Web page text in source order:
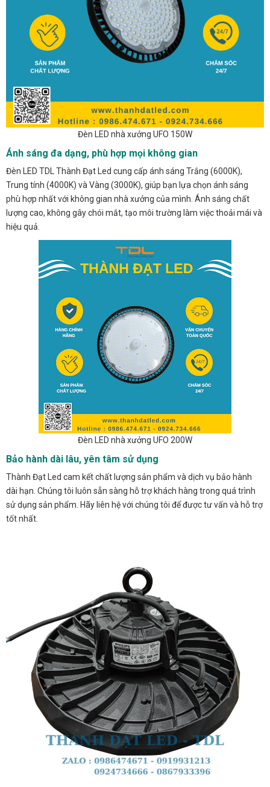
Đèn LED nhà xưởng UFO 150W
Ánh sáng đa dạng, phù hợp mọi không gian
Đèn LED TDL Thành Đạt Led cung cấp ánh sáng Trắng (6000K),
Trung tính (4000K) và Vàng (3000K), giúp bạn lựa chọn ánh sáng
phù hợp nhất với không gian nhà xưởng của mình. Ánh sáng chất
lượng cao, không gây chói mắt, tạo môi trường làm việc thoải mái và
hiệu quả.
Đèn LED nhà xưởng UFO 200W
Bảo hành dài lâu, yên tâm sử dụng
Thành Đạt Led cam kết chất lượng sản phẩm và dịch vụ bảo hành
dài hạn. Chúng tôi luôn sẵn sàng hỗ trợ khách hàng trong quá trình
sử dụng sản phẩm. Hãy liên hệ với chúng tôi để được tư vấn và hỗ trợ
tốt nhất.